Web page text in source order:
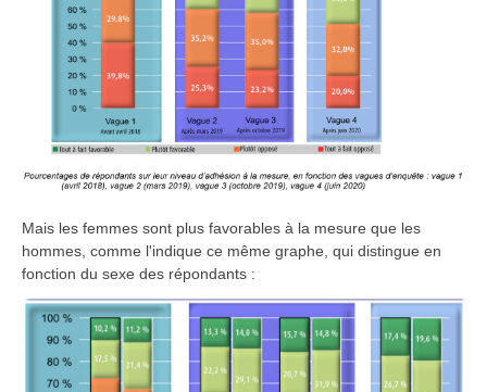
Mais les femmes sont plus favorables à la mesure que les
hommes, comme l'indique ce même graphe, qui distingue en
fonction du sexe des répondants :